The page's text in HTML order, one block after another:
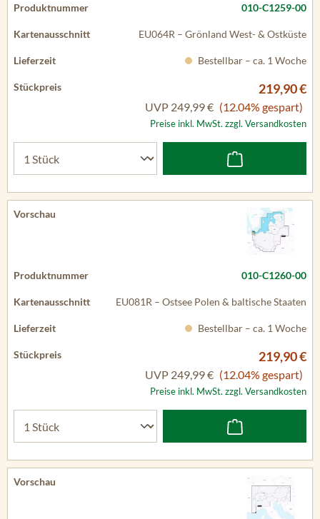
010-C1259-00
EU064R – Grönland West- & Ostküste
Bestellbar – ca. 1 Woche
219,90 €
UVP 249,99 € (12.04% gespart)
Preise inkl. MwSt. zzgl. Versandkosten
010-C1260-00
EU081R – Ostsee Polen & baltische Staaten
Bestellbar – ca. 1 Woche
219,90 €
UVP 249,99 € (12.04% gespart)
Preise inkl. MwSt. zzgl. Versandkosten